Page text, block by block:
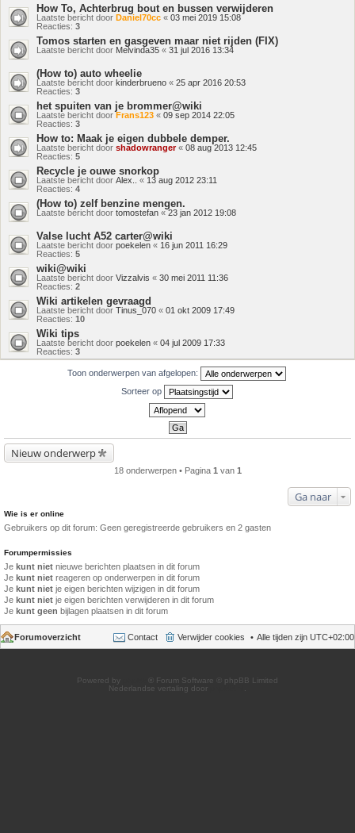
How To, Achterbrug bout en bussen verwijderen
Laatste bericht door Daniel70cc « 03 mei 2019 15:08
Reacties: 3
Tomos starten en gasgeven maar niet rijden (FIX)
Laatste bericht door Melvinda35 « 31 jul 2016 13:34
(How to) auto wheelie
Laatste bericht door kinderbrueno « 25 apr 2016 20:53
Reacties: 3
het spuiten van je brommer@wiki
Laatste bericht door Frans123 « 09 sep 2014 22:05
Reacties: 3
How to: Maak je eigen dubbele demper.
Laatste bericht door shadowranger« 08 aug 2013 12:45
Reacties: 5
Recycle je ouwe snorkop
Laatste bericht door Alex.. « 13 aug 2012 23:11
Reacties: 4
(How to) zelf benzine mengen.
Laatste bericht door tomostefan « 23 jan 2012 19:08
Valse lucht A52 carter@wiki
Laatste bericht door poekelen « 16 jun 2011 16:29
Reacties: 5
wiki@wiki
Laatste bericht door Vizzalvis « 30 mei 2011 11:36
Reacties: 2
Wiki artikelen gevraagd
Laatste bericht door Tinus_070 « 01 okt 2009 17:49
Reacties: 10
Wiki tips
Laatste bericht door poekelen « 04 jul 2009 17:33
Reacties: 3
Toon onderwerpen van afgelopen:
Sorteer op
Nieuw onderwerp
18 onderwerpen • Pagina 1 van 1
Ga naar
Wie is er online
Gebruikers op dit forum: Geen geregistreerde gebruikers en 2 gasten
Forumpermissies
Je kunt niet nieuwe berichten plaatsen in dit forum
Je kunt niet reageren op onderwerpen in dit forum
Je kunt niet je eigen berichten wijzigen in dit forum
Je kunt niet je eigen berichten verwijderen in dit forum
Je kunt geen bijlagen plaatsen in dit forum
Forumoverzicht Alle tijden zijn UTC+02:00
Verwijder cookies
Contact
Powered by
® Forum Software © phpBB Limited
Nederlandse vertaling door
.